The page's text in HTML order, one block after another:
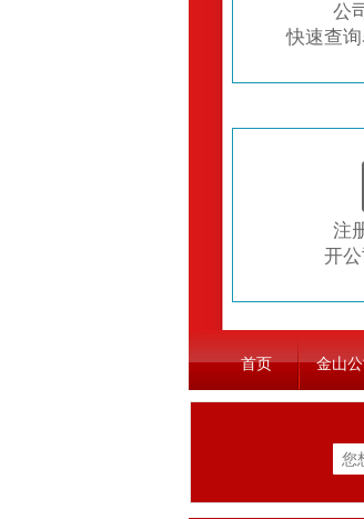
公
快速查
注
开
首页 金山